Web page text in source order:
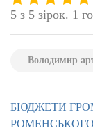
5 з 5 зірок. 1
Володимир
Навігація
записів
БЮДЖЕТИ